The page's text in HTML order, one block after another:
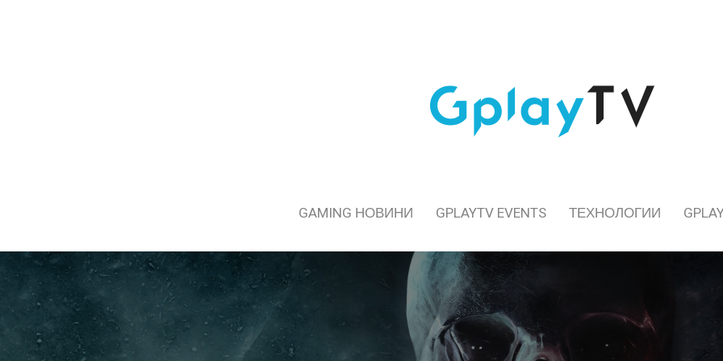
GAMING НОВИНИ GPLAYTV EVENTS ТЕХНОЛОГИИ